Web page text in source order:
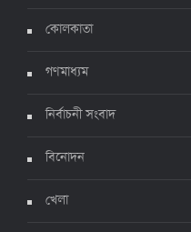
ঊর্ধ্বগতিতে
কোলকাতা
গণমাধ্যম
নির্বাচনী সংবাদ
বিনোদন
খেলা